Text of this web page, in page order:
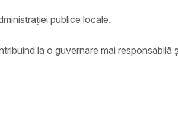
publice locale.
la o guvernare mai responsabilă